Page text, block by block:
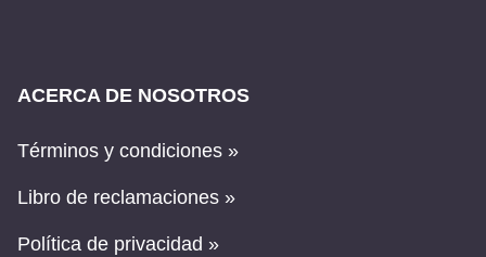
ACERCA DE NOSOTROS
Términos y condiciones »
Libro de reclamaciones »
Política de privacidad »